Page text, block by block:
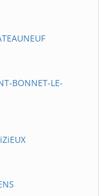
BONNET-LE-